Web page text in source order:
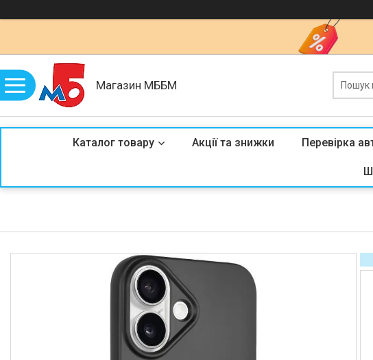
Магазин МББМ
Каталог товару Акції та знижки Перевірка